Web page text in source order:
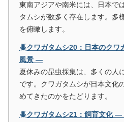
東南アジアや南米には、日本で
タムシが数多く存在します。多
を俯瞰します。
🪲クワガタムシ20：日本のク
風景 ―
夏休みの昆虫採集は、多くの人
です。クワガタムシが日本文化
めてきたのかをたどります。
🪲クワガタムシ21：飼育文化